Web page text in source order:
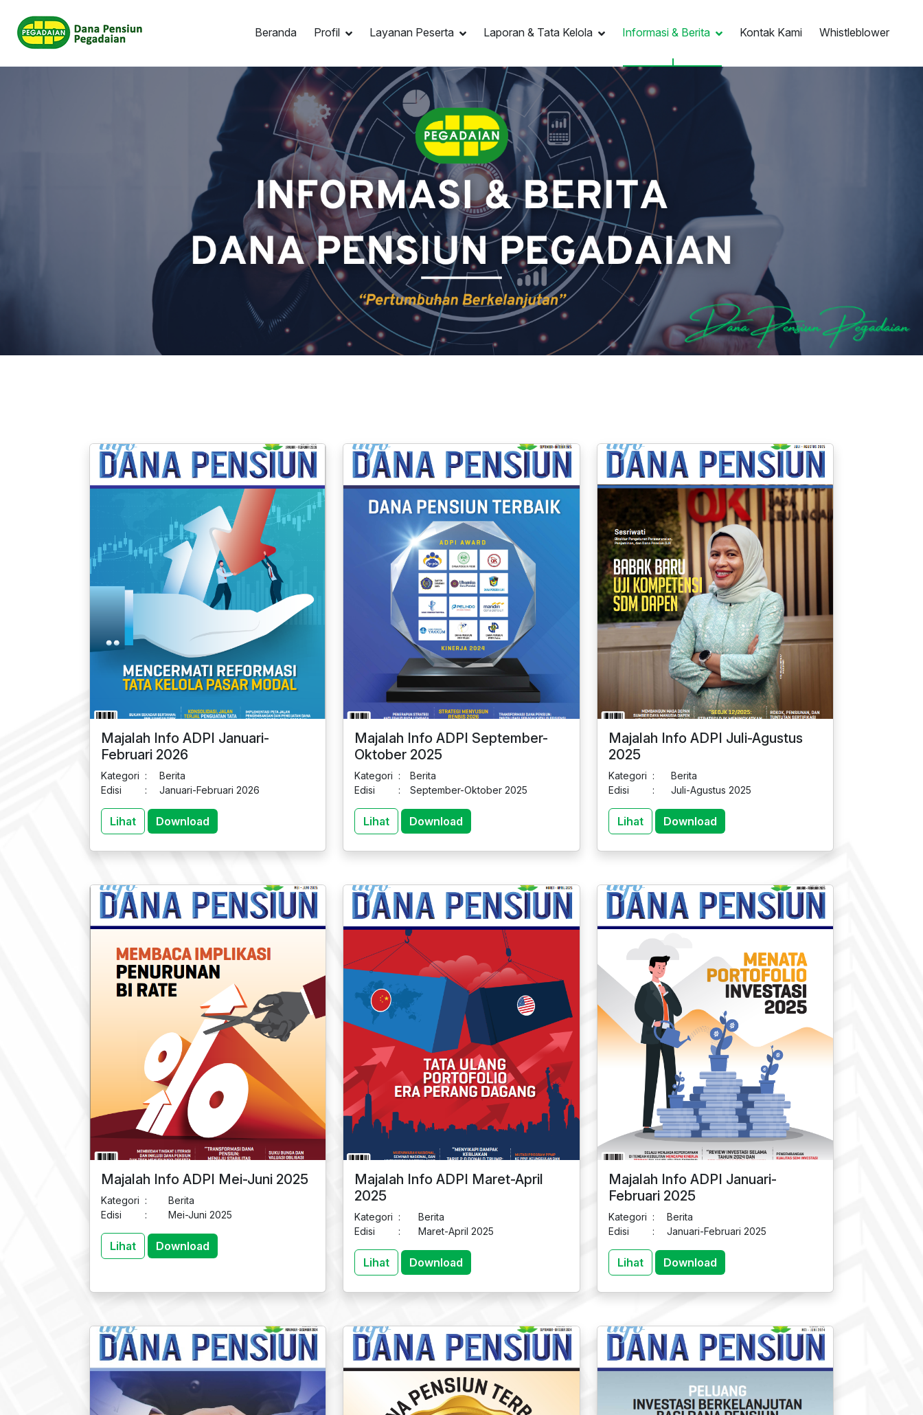
Beranda Profil Layanan Peserta Laporan & Tata Kelola Informasi & Berita Kontak Kami Whistleblower
Majalah Info ADPI Januari-
Februari 2026
Kategori :
Berita
Edisi
: Januari-Februari 2026
Lihat Download
Majalah Info ADPI September-
Oktober 2025
Kategori :
Berita
Edisi
: September-Oktober 2025
Lihat Download
Majalah Info ADPI Juli-Agustus
2025
Kategori :
Berita
Edisi
: Juli-Agustus 2025
Lihat Download
Majalah Info ADPI Mei-Juni 2025
Kategori :
Berita
Edisi
: Mei-Juni 2025
Lihat Download
Majalah Info ADPI Maret-April
2025
Kategori :
Berita
Edisi
: Maret-April 2025
Lihat Download
Majalah Info ADPI Januari-
Februari 2025
Kategori :
Berita
Edisi
: Januari-Februari 2025
Lihat Download